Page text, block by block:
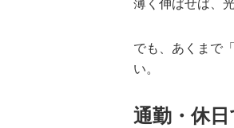
薄く伸ばせば、
でも、あくまで
い。
通勤・休日